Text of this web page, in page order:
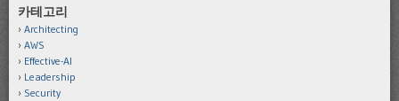
카테고리
Architecting
AWS
Effective-AI
Leadership
Security